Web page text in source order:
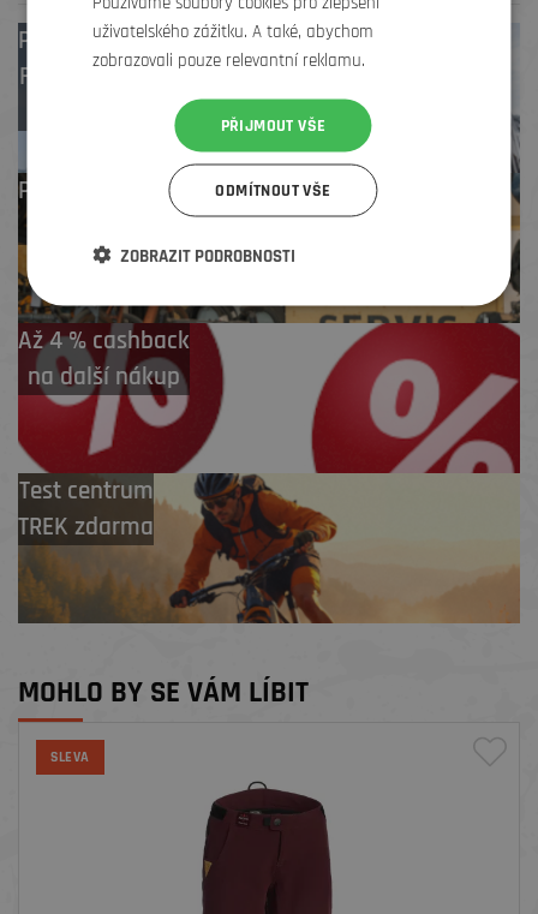
ProdejnyBrno,
Frýdek-Místek,
Profesionální záruční
i pozáruční servis
Až 4 % cashback
na další nákup
Test centrum
TREK zdarma
MOHLO BY SE VÁM LÍBIT
SLEVA
uživatelského zážitku. A také, abychom
zobrazovali pouze relevantní reklamu.
PŘIJMOUT VŠE
ODMÍTNOUT VŠE
ZOBRAZIT PODROBNOSTI